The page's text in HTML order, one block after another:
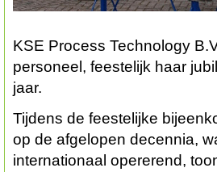
KSE Process Technology
personeel, feestelijk haar
jaar.
Tijdens de feestelijke
op de afgelopen decennia,
internationaal opererend,